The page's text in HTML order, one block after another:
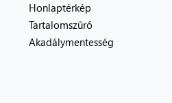
Honlaptérkép
Tartalomszűrő
Akadálymentesség